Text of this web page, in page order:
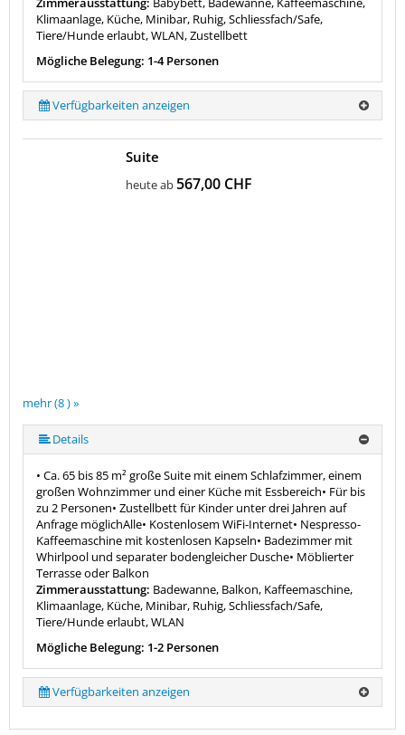
Klimaanlage, Küche, Minibar, Ruhig, Schliessfach/Safe,
Tiere/Hunde erlaubt, WLAN, Zustellbett
Mögliche Belegung: 1-4 Personen
Verfügbarkeiten anzeigen
mehr (8 ) »
mehr (8 ) »
mehr (8 ) »
mehr (8 ) »
mehr (8 ) »
Suite
heute ab567,00 CHF
Details
• Ca. 65 bis 85 m² große Suite mit einem Schlafzimmer, einem
großen Wohnzimmer und einer Küche mit Essbereich• Für bis
zu 2 Personen• Zustellbett für Kinder unter drei Jahren auf
Anfrage möglichAlle• Kostenlosem WiFi-Internet• Nespresso-
Kaffeemaschine mit kostenlosen Kapseln• Badezimmer mit
Whirlpool und separater bodengleicher Dusche• Möblierter
Terrasse oder Balkon
Zimmerausstattung: Badewanne, Balkon, Kaffeemaschine,
Klimaanlage, Küche, Minibar, Ruhig, Schliessfach/Safe,
Tiere/Hunde erlaubt, WLAN
Mögliche Belegung: 1-2 Personen
Verfügbarkeiten anzeigen